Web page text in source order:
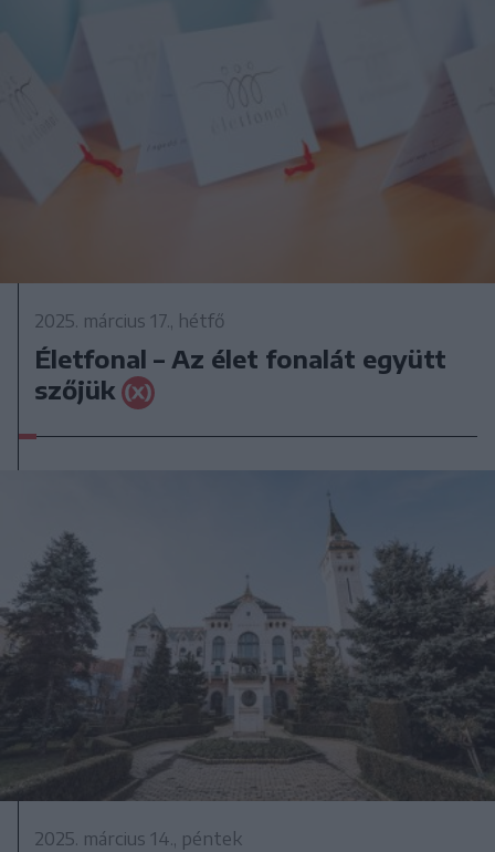
2025. március 17., hétfő
Életfonal – Az élet fonalát együtt
szőjük
2025. március 14., péntek